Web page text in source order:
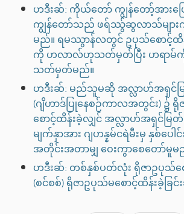
ဟဒီးဆ်: ကိုယ်တော် ကျွန်တော့်အားပြ
ကျွန်တော်သည် ဖရ်ဿွ်ဆွလာသ်မျာ
မည်။ ရမဿွာန်လတွင် ဥပုသ်စောင့်
ကို ဟလာလ်ဟုသတ်မှတ်ပြီး ဟရာမ်
သတ်မှတ်မည်။
ဟဒီးဆ်: မည်သူမဆို အလ္လာဟ်အရှင်
(ဂျိဟာဒ်ပြုနေစဉ်ကာလအတွင်း) ၌
စောင့်ထိန်းခဲ့လျှင် အလ္လာဟ်အရှင်
မျက်နှာအား ဂျဟန္နမ်ငရဲမီးမှ နှစ်ပေ
အတိုင်းအတာမျှ ဝေးကွာစေတော်မူ
ဟဒီးဆ်: တစ်နှစ်ပတ်လုံး ရိုဇာဥပုသ်စ
(စင်စစ်) ရိုဇာဥပုသ်မစောင့်ထိန်းခဲ့ခြ